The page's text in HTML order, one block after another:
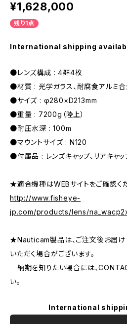
¥1,628,000
残り1点
International shipping
●レンズ構成 : 4群4枚
●材質 : 光学ガラス、耐腐食アルミ合
●サイズ : φ280×D213mm
●重量 : 7200g（陸上）
●耐圧水深 : 100m
●マウントサイズ : N120
●付属品 : レンズキャップ、リアキャッ
★適合機種はWEBサイトをご確認くだ
http://www.fisheye-
jp.com/products/lens/
★Nauticam製品は、ご注文後お届け
いただく場合がございます。
納期を知りたい場合には、
い。
International